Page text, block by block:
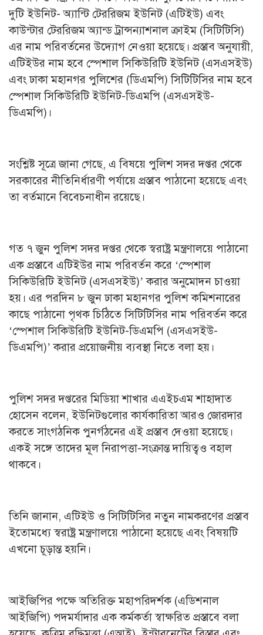
দুটি ইউনিট- অ্যান্টি টেররিজম ইউনিট (এটিইউ) এবং
কাউন্টার টেররিজম অ্যান্ড ট্রান্সন্যাশনাল ক্রাইম (সিটিটিসি)
এর নাম পরিবর্তনের উদ্যোগ নেওয়া হয়েছে। প্রস্তাব অনুযায়ী,
এটিইউর নাম হবে স্পেশাল সিকিউরিটি ইউনিট (এসএসইউ)
এবং ঢাকা মহানগর পুলিশের (ডিএমপি) সিটিটিসির নাম হবে
স্পেশাল সিকিউরিটি ইউনিট-ডিএমপি (এসএসইউ-
ডিএমপি)।
সংশ্লিষ্ট সূত্রে জানা গেছে, এ বিষয়ে পুলিশ সদর দপ্তর থেকে
সরকারের নীতিনির্ধারণী পর্যায়ে প্রস্তাব পাঠানো হয়েছে এবং
তা বর্তমানে বিবেচনাধীন রয়েছে।
গত ৭ জুন পুলিশ সদর দপ্তর থেকে স্বরাষ্ট্র মন্ত্রণালয়ে পাঠানো
এক প্রস্তাবে এটিইউর নাম পরিবর্তন করে ‘স্পেশাল
সিকিউরিটি ইউনিট (এসএসইউ)’ করার অনুমোদন চাওয়া
হয়। এর পরদিন ৮ জুন ঢাকা মহানগর পুলিশ কমিশনারের
কাছে পাঠানো পৃথক চিঠিতে সিটিটিসির নাম পরিবর্তন করে
‘স্পেশাল সিকিউরিটি ইউনিট-ডিএমপি (এসএসইউ-
ডিএমপি)’ করার প্রয়োজনীয় ব্যবস্থা নিতে বলা হয়।
পুলিশ সদর দপ্তরের মিডিয়া শাখার এএইচএম শাহাদাত
হোসেন বলেন, ইউনিটগুলোর কার্যকারিতা আরও জোরদার
করতে সাংগঠনিক পুনর্গঠনের এই প্রস্তাব দেওয়া হয়েছে।
একই সঙ্গে তাদের মূল নিরাপত্তা-সংক্রান্ত দায়িত্বও বহাল
থাকবে।
তিনি জানান, এটিইউ ও সিটিটিসির নতুন নামকরণের প্রস্তাব
ইতোমধ্যে স্বরাষ্ট্র মন্ত্রণালয়ে পাঠানো হয়েছে এবং বিষয়টি
এখনো চূড়ান্ত হয়নি।
আইজিপির পক্ষে অতিরিক্ত মহাপরিদর্শক (এডিশনাল
আইজিপি) পদমর্যাদার এক কর্মকর্তা স্বাক্ষরিত প্রস্তাবে বলা